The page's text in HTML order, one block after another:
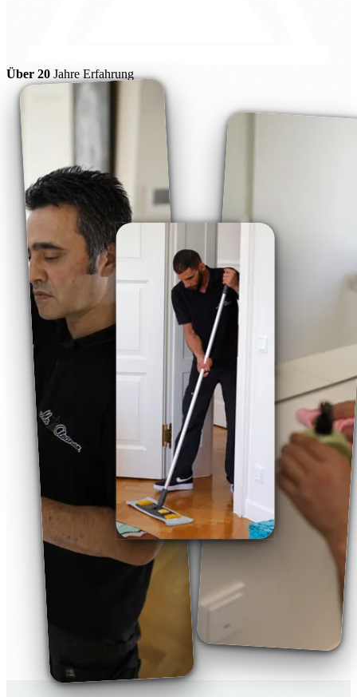
Über 20 Jahre Erfahrung